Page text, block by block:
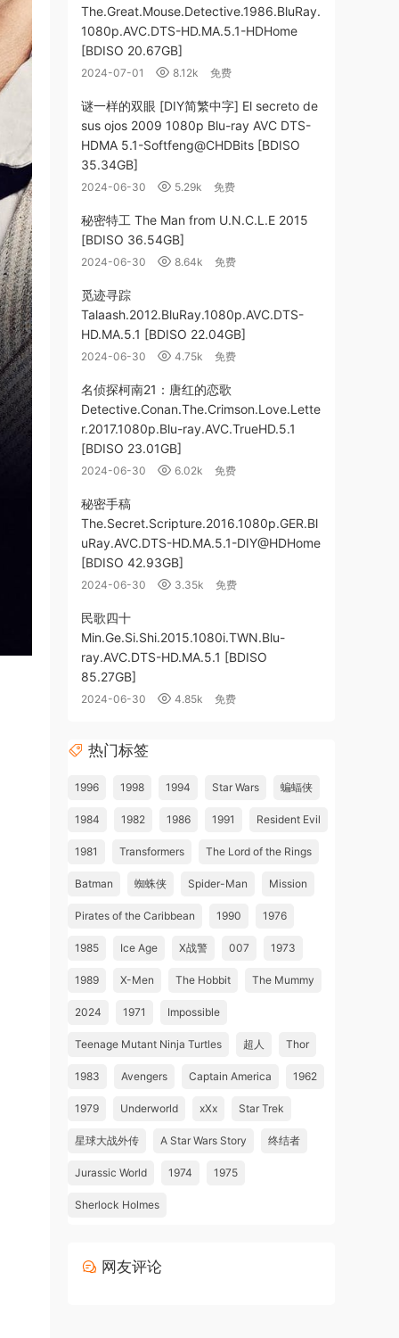
The.Great.Mouse.Detective.1986.BluRay.
1080p.AVC.DTS-HD.MA.5.1-HDHome
[BDISO 20.67GB]
2024-07-01 8.12k 免费
谜一样的双眼 [DIY简繁中字] El secreto de
sus ojos 2009 1080p Blu-ray AVC DTS-
HDMA 5.1-Softfeng@CHDBits [BDISO
35.34GB]
2024-06-30 5.29k 免费
秘密特工 The Man from U.N.C.L.E 2015
[BDISO 36.54GB]
2024-06-30 8.64k 免费
觅迹寻踪
Talaash.2012.BluRay.1080p.AVC.DTS-
HD.MA.5.1 [BDISO 22.04GB]
2024-06-30 4.75k 免费
名侦探柯南21：唐红的恋歌
Detective.Conan.The.Crimson.Love.Lette
r.2017.1080p.Blu-ray.AVC.TrueHD.5.1
[BDISO 23.01GB]
2024-06-30 6.02k 免费
秘密手稿
The.Secret.Scripture.2016.1080p.GER.Bl
uRay.AVC.DTS-HD.MA.5.1-DIY@HDHome
[BDISO 42.93GB]
2024-06-30 3.35k 免费
民歌四十
Min.Ge.Si.Shi.2015.1080i.TWN.Blu-
ray.AVC.DTS-HD.MA.5.1 [BDISO
85.27GB]
2024-06-30 4.85k 免费
热门标签
1996 1998 1994 Star Wars 蝙蝠侠
1984 1982 1986 1991 Resident Evil
1981 Transformers The Lord of the Rings
Batman 蜘蛛侠 Spider-Man Mission
Pirates of the Caribbean 1990 1976
1985 Ice Age X战警 007 1973
1989 X-Men The Hobbit The Mummy
2024 1971 Impossible
Teenage Mutant Ninja Turtles 超人 Thor
1983 Avengers Captain America 1962
1979 Underworld xXx Star Trek
星球大战外传 A Star Wars Story 终结者
Jurassic World 1974 1975
Sherlock Holmes
网友评论